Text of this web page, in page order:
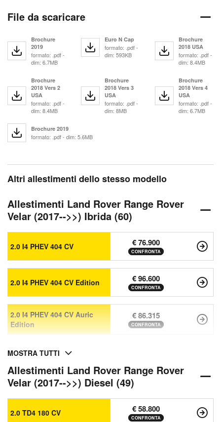
File da scaricare
Brochure
2019
formato: .pdf -
dim: 6.7MB
Euro N Cap
formato: .pdf -
dim: 593KB
Brochure
2018 USA
formato: .pdf -
dim: 8.4MB
Brochure
2018 Vers 2
USA
formato: .pdf -
dim: 8.4MB
Brochure
2018 Vers 3
USA
formato: .pdf -
dim: 8MB
Brochure
2018 Vers 4
USA
formato: .pdf -
dim: 6.7MB
Brochure 2019
formato: .pdf - dim: 5.6MB
Altri allestimenti dello stesso modello
Allestimenti Land Rover Range Rover
Velar (2017-->>) Ibrida (60)
2.0 I4 PHEV 404 CV € 76.900
CONFRONTA
2.0 I4 PHEV 404 CV Edition € 96.600
CONFRONTA
2.0 I4 PHEV 404 CV Auric
Edition
€ 86.315
CONFRONTA
MOSTRA TUTTI
Allestimenti Land Rover Range Rover
Velar (2017-->>) Diesel (49)
2.0 TD4 180 CV € 58.800
CONFRONTA